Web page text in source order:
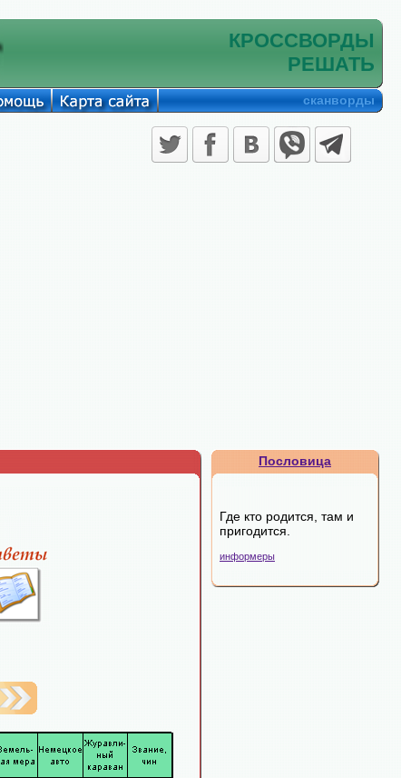
КРОССВОРДЫ
РЕШАТЬ
сканворды
Пословица
Где кто родится, там и
пригодится.
информеры